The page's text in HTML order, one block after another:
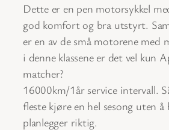
Dette er en pen motorsykkel
god komfort og bra utstyrt.
er en av de små motorene med
i denne klassene er det vel kun
matcher?
16000km/1år service intervall.
fleste kjøre en hel sesong uten å
planlegger riktig.